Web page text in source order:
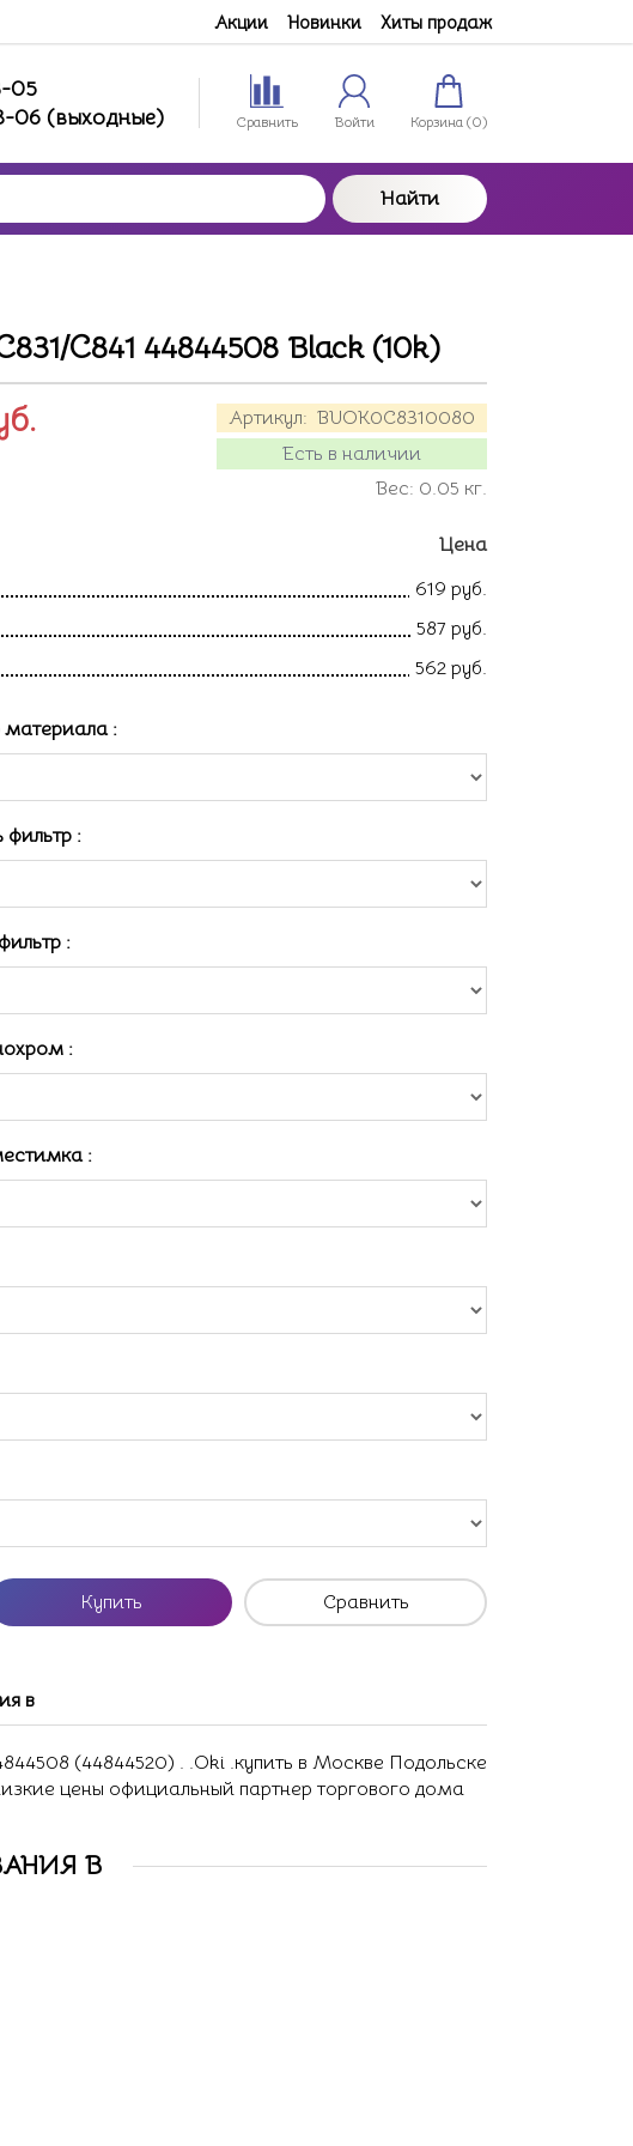
Акции Новинки Хиты продаж
05
06 (выходные)
Сравнить Войти Корзина (0)
Найти
C841 44844508 Black (10k)
Артикул: BUOK0C8310080
Есть в наличии
Вес: 0.05 кг.
Цена
619 руб.
587 руб.
562 руб.
материала:
фильтр :
:
:
:
Купить Сравнить
в
(44844520) . .Oki .купить в Москве Подольске
цены официальный партнер торгового дома
В